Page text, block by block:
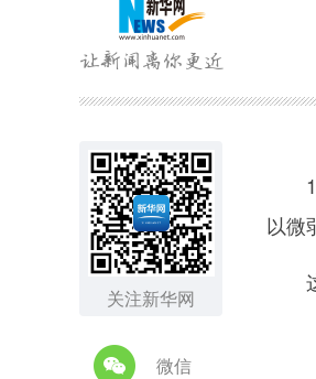
关注新华网
微信
11
以微
这
【